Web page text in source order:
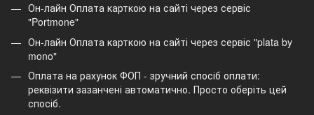
Он-лайн Оплата карткою на сайті через сервіс
"Portmone"
Он-лайн Оплата карткою на сайті через сервіс "plata by
mono"
Оплата на рахунок ФОП - зручний спосіб оплати:
реквізити зазанчені автоматично. Просто оберіть цей
спосіб.